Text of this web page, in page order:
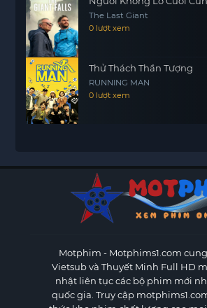
The Last Giant
0 lượt xem
Thử Thách Thần Tượng
RUNNING MAN
0 lượt xem
Motphim - Motphims1.com
Vietsub và Thuyết Minh Full HD
nhật liên tục các bộ phim mới
quốc gia. Truy cập